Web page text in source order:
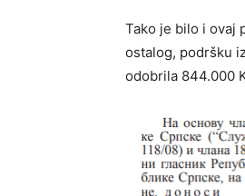
Tako je bilo i ovaj
ostalog, podršku
odobrila 844.000